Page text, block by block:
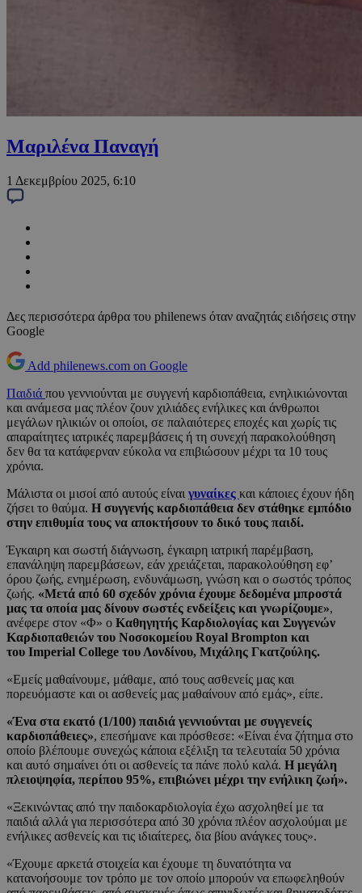
Μαριλένα Παναγή
1 Δεκεμβρίου 2025, 6:10
Δες περισσότερα άρθρα του philenews όταν αναζητάς ειδήσεις στην
Google
Add philenews.com on Google
Παιδιά που γεννιούνται με συγγενή καρδιοπάθεια, ενηλικιώνονται
και ανάμεσα μας πλέον ζουν χιλιάδες ενήλικες και άνθρωποι
μεγάλων ηλικιών οι οποίοι, σε παλαιότερες εποχές και χωρίς τις
απαραίτητες ιατρικές παρεμβάσεις ή τη συνεχή παρακολούθηση
δεν θα τα κατάφερναν εύκολα να επιβιώσουν μέχρι τα 10 τους
χρόνια.
Μάλιστα οι μισοί από αυτούς είναι γυναίκες και κάποιες έχουν ήδη
ζήσει το θαύμα. Η συγγενής καρδιοπάθεια δεν στάθηκε εμπόδιο
στην επιθυμία τους να αποκτήσουν το δικό τους παιδί.
Έγκαιρη και σωστή διάγνωση, έγκαιρη ιατρική παρέμβαση,
επανάληψη παρεμβάσεων, εάν χρειάζεται, παρακολούθηση εφ’
όρου ζωής, ενημέρωση, ενδυνάμωση, γνώση και ο σωστός τρόπος
ζωής. «Μετά από 60 σχεδόν χρόνια έχουμε δεδομένα μπροστά
μας τα οποία μας δίνουν σωστές ενδείξεις και γνωρίζουμε»,
ανέφερε στον «Φ» ο Καθηγητής Καρδιολογίας και Συγγενών
Καρδιοπαθειών του Νοσοκομείου Royal Brompton και
του Imperial College του Λονδίνου, Μιχάλης Γκατζούλης.
«Εμείς μαθαίνουμε, μάθαμε, από τους ασθενείς μας και
πορευόμαστε και οι ασθενείς μας μαθαίνουν από εμάς», είπε.
«Ένα στα εκατό (1/100) παιδιά γεννιούνται με συγγενείς
καρδιοπάθειες», επεσήμανε και πρόσθεσε: «Είναι ένα ζήτημα στο
οποίο βλέπουμε συνεχώς κάποια εξέλιξη τα τελευταία 50 χρόνια
και αυτό σημαίνει ότι οι ασθενείς τα πάνε πολύ καλά. Η μεγάλη
πλειοψηφία, περίπου 95%, επιβιώνει μέχρι την ενήλικη ζωή».
«Ξεκινώντας από την παιδοκαρδιολογία έχω ασχοληθεί με τα
παιδιά αλλά για περισσότερα από 30 χρόνια πλέον ασχολούμαι με
ενήλικες ασθενείς και τις ιδιαίτερες, δια βίου ανάγκες τους».
«Έχουμε αρκετά στοιχεία και έχουμε τη δυνατότητα να
κατανοήσουμε τον τρόπο με τον οποίο μπορούν να επωφεληθούν